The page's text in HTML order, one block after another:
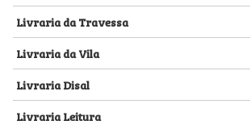
Livraria da Travessa
Livraria da Vila
Livraria Disal
Livraria Leitura